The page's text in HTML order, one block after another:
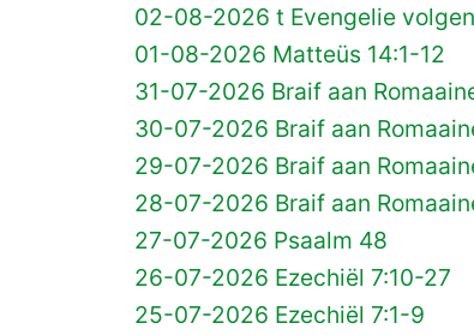
02-08-2026 t Evengelie
01-08-2026 Matteüs 14:1-12
31-07-2026 Braif aan
30-07-2026 Braif aan
29-07-2026 Braif aan
28-07-2026 Braif aan
27-07-2026 Psaalm 48
26-07-2026 Ezechiël 7:10-27
25-07-2026 Ezechiël 7:1-9